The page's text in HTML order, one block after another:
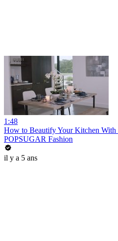
1:48
How to Beautify Your Kitchen
POPSUGAR Fashion
il y a 5 ans